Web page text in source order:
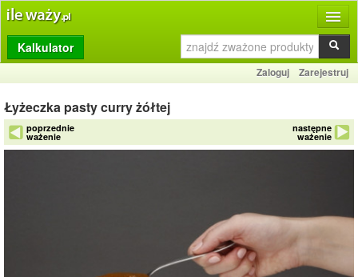
Produkty
Dziennik
Przelicznik
Porównywarka
Kalkulator
Zaloguj Zarejestruj
Łyżeczka pasty curry żółtej
poprzednie
ważenie
następne
ważenie